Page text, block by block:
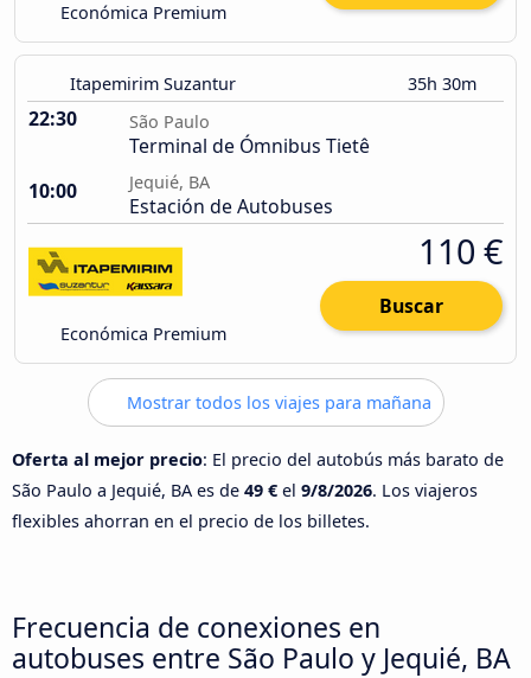
Económica Premium
Itapemirim Suzantur 35h 30m
22:30 São Paulo
Terminal de Ómnibus Tietê
10:00
Jequié, BA
Estación de Autobuses
Económica Premium
110 €
Buscar
Mostrar todos los viajes para mañana
Oferta al mejor precio: El precio del autobús más barato de
São Paulo a Jequié, BA es de 49 € el 9/8/2026. Los viajeros
flexibles ahorran en el precio de los billetes.
Frecuencia de conexiones en
autobuses entre São Paulo y Jequié, BA